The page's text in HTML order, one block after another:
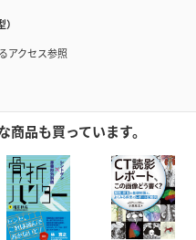
アクセス参照
品も買っています。